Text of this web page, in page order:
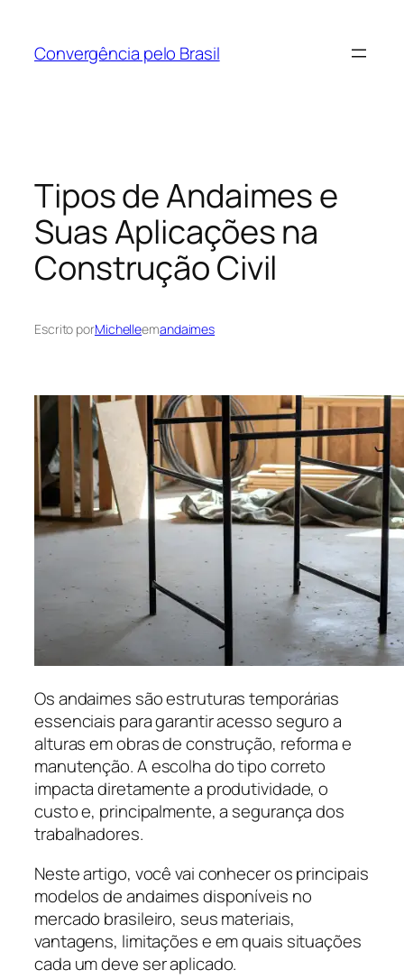
Convergência pelo Brasil
Tipos de Andaimes e
Suas Aplicações na
Construção Civil
Escrito porMichelleemandaimes
Os andaimes são estruturas temporárias
essenciais para garantir acesso seguro a
alturas em obras de construção, reforma e
manutenção. A escolha do tipo correto
impacta diretamente a produtividade, o
custo e, principalmente, a segurança dos
trabalhadores.
Neste artigo, você vai conhecer os principais
modelos de andaimes disponíveis no
mercado brasileiro, seus materiais,
vantagens, limitações e em quais situações
cada um deve ser aplicado.